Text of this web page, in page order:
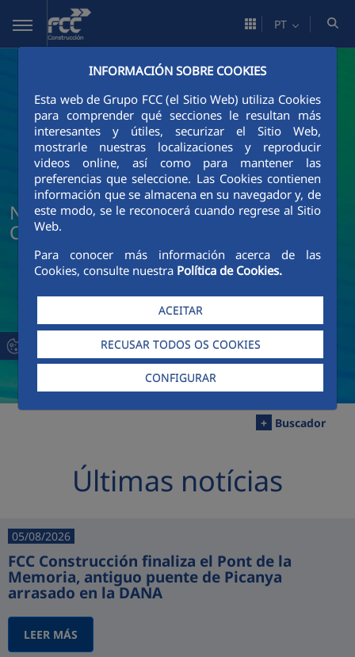
Pular para o Conteúdo principal
INFORMACIÓN SOBRE COOKIES
Esta web de Grupo FCC (el Sitio Web) utiliza Cookies
para comprender qué secciones le resultan más
interesantes y útiles, securizar el Sitio Web,
mostrarle nuestras localizaciones y reproducir
videos online, así como para mantener las
preferencias que seleccione. Las Cookies contienen
información que se almacena en su navegador y, de
este modo, se le reconocerá cuando regrese al Sitio
Web.
Para conocer más información acerca de las
Cookies, consulte nuestra Política de Cookies.
ACEITAR
RECUSAR TODOS OS COOKIES
CONFIGURAR
PT
Notícias e atualidade da FCC
Construcción
+ Buscador
Últimas notícias
05/08/2026
FCC Construcción finaliza el Pont de la
Memoria, antiguo puente de Picanya
arrasado en la DANA
LEER MÁS